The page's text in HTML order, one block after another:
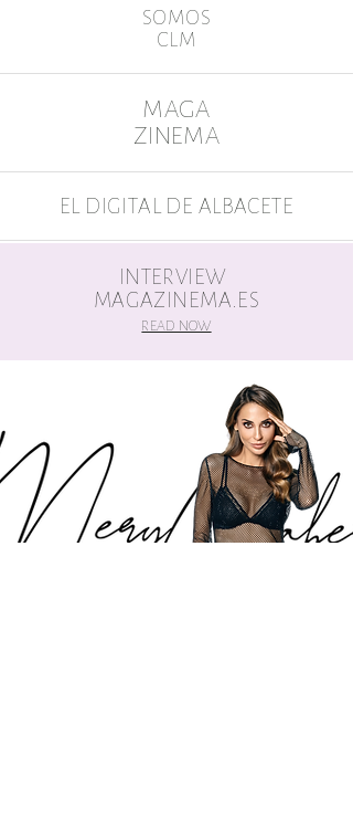
SOMOS
CLM
MAGA
ZINEMA
EL DIGITAL DE ALBACETE
MAGAZINEMA.ES
INTERVIEW
MAGAZINEMA.ES
READ NOW